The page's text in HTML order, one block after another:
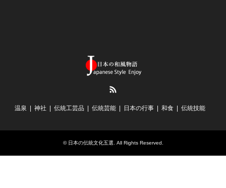
温泉 神社 伝統工芸品 伝統芸能 日本の行事 和食 伝統技能
© 日本の伝統文化五選. All Rights Reserved.